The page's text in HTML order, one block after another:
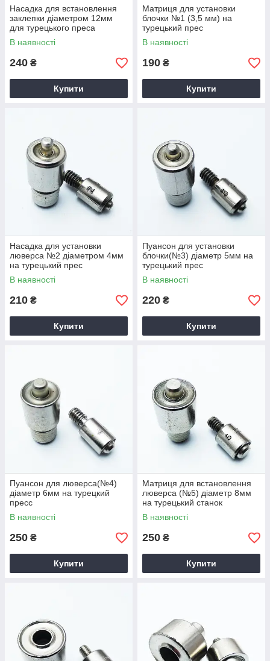
Насадка для встановлення
заклепки діаметром 12мм
для турецького преса
В наявності
240 ₴
Купити
Матриця для установки
блочки №1 (3,5 мм) на
турецький прес
В наявності
190 ₴
Купити
Насадка для установки
люверса №2 діаметром 4мм
на турецький прес
В наявності
210 ₴
Купити
Пуансон для установки
блочки(№3) діаметр 5мм на
турецький прес
В наявності
220 ₴
Купити
Пуансон для люверса(№4)
діаметр 6мм на турецкий
пресс
В наявності
250 ₴
Купити
Матриця для встановлення
люверса (№5) діаметр 8мм
на турецький станок
В наявності
250 ₴
Купити